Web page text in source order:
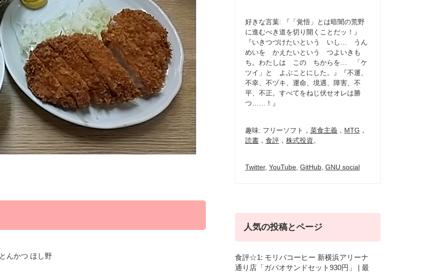
んかつ ほし野
好きな言葉: 『「覚悟」とは暗闇の荒野
に進むべき道を切り開くことだッ！』
『いきつづけたいという いし… うん
めいを かえたいという つよいきも
ち。わたしは この ちからを… 「ケ
ツイ」と よぶことにした。』『不運、
不幸、不ヅキ、運命、境遇、障害、不
平、不正。すべてをねじ伏せオレは勝
つ……！』
趣味: フリーソフト， 菜食主義 ， MTG ，
読書 ， 食評 ， 株式投資。
Twitter, YouTube GitHub GNU social
人気の投稿とページ
食評☆1: モリバコーヒー 新横浜アリーナ
通り店「ガバオサンドセット930円」 | 最